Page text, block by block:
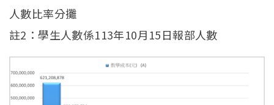
人數比率分攤
註2：學生人數係113年10月15日報部人數